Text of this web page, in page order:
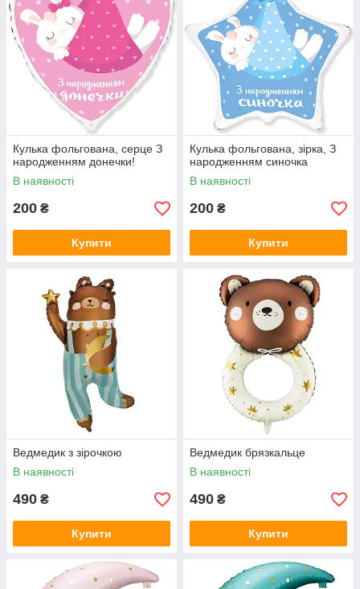
Кулька фольгована, серце З
народженням донечки!
В наявності
200 ₴
Купити
Кулька фольгована, зірка, З
народженням синочка
В наявності
200 ₴
Купити
Ведмедик з зірочкою
В наявності
490 ₴
Купити
Ведмедик брязкальце
В наявності
490 ₴
Купити